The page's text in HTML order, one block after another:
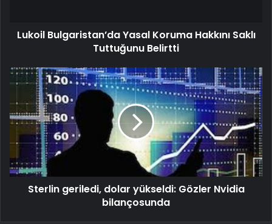
Lukoil Bulgaristan’da Yasal Koruma Hakkını Saklı
Tuttuğunu Belirtti
Sterlin geriledi, dolar yükseldi: Gözler Nvidia
bilançosunda